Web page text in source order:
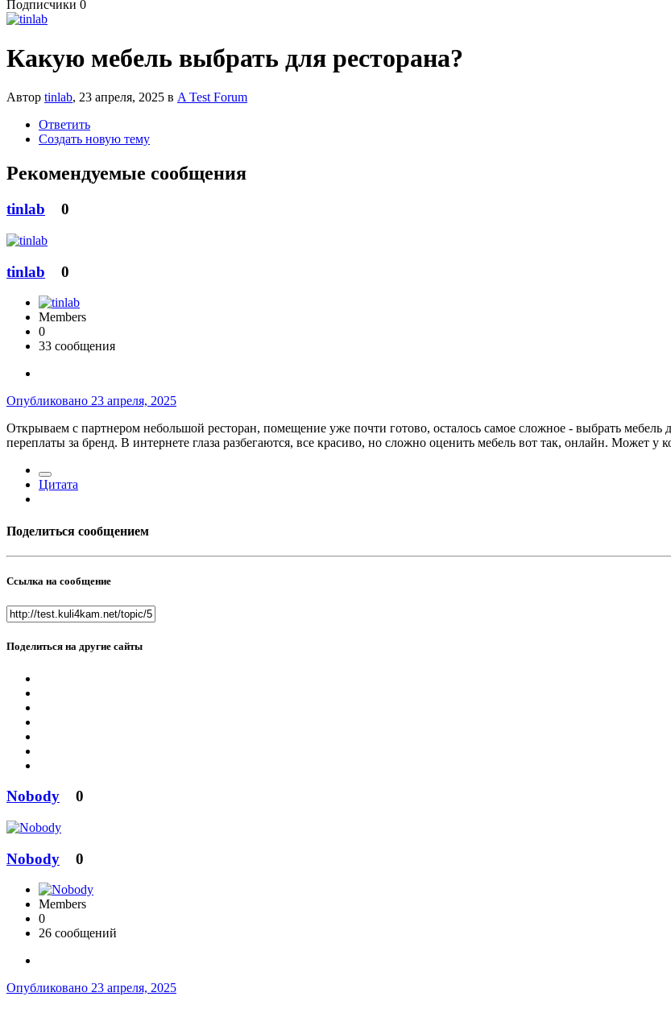
Подписчики 0
Какую мебель выбрать для ресторана?
Автор tinlab, 23 апреля, 2025 в A Test Forum
Ответить
Создать новую тему
Рекомендуемые сообщения
tinlab 0
tinlab 0
Members
0
33 сообщения
Опубликовано 23 апреля, 2025
Открываем с партнером небольшой ресторан, помещение уже почти готово, осталось самое сложное - выбрать мебель
переплаты за бренд. В интернете глаза разбегаются, все красиво, но сложно оценить мебель вот так, онлайн. Может у
Цитата
Поделиться сообщением
Ссылка на сообщение
Поделиться на другие сайты
Nobody 0
Nobody 0
Members
0
26 сообщений
Опубликовано 23 апреля, 2025